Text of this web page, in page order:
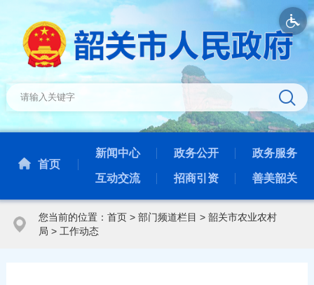
首页
新闻中心 政务公开 政务服务
互动交流 招商引资 善美韶关
您当前的位置： 首页> 部门频道栏目 > 韶关市农业农村
局 > 工作动态